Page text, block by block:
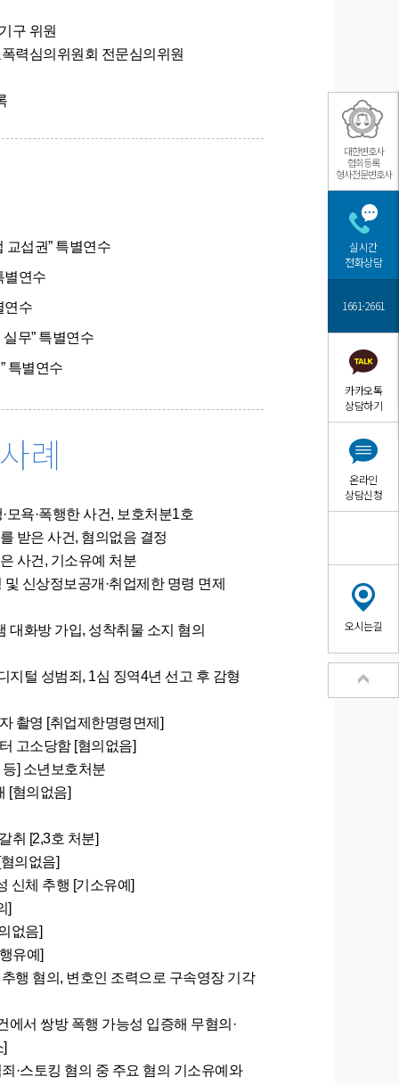
구 위원
력심의위원회 전문심의위원
교섭권” 특별연수
별연수
연수
무” 특별연수
특별연수
례
욕·폭행한 사건, 보호처분1호
받은 사건, 혐의없음 결정
사건, 기소유예 처분
신상정보공개·취업제한 명령 면제
대화방 가입, 성착취물 소지 혐의
털 성범죄, 1심 징역4년 선고 후 감형
촬영 [취업제한명령면제]
고소당함 [혐의없음]
] 소년보호처분
[혐의없음]
취 [2,3호 처분]
의없음]
신체 추행 [기소유예]
]
없음]
유예]
행 혐의, 변호인 조력으로 구속영장 기각
서 쌍방 폭행 가능성 입증해 무혐의·
·스토킹 혐의 중 주요 혐의 기소유예와
대한변호사
협회등록
형사전문변호사
실시간
전화상담
1661-2661
카카오톡
상담하기
온라인
상담신청
오시는길